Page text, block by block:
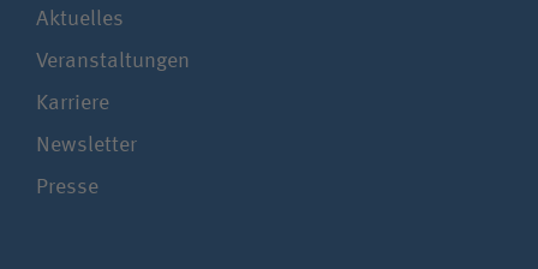
Aktuelles
Veranstaltungen
Karriere
Newsletter
Presse